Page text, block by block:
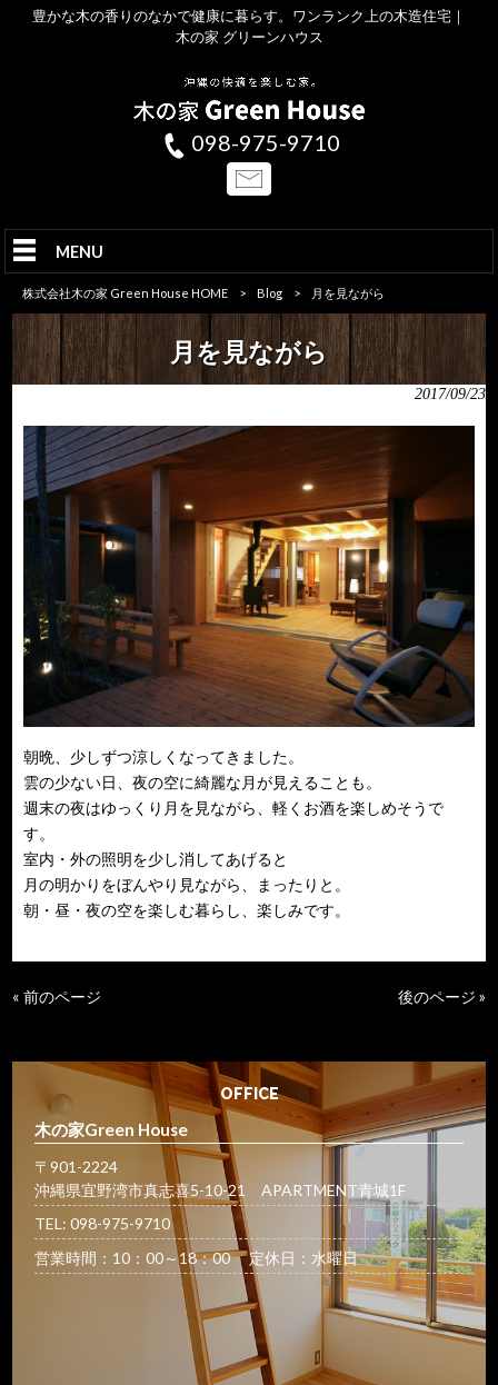
豊かな木の香りのなかで健康に暮らす。ワンランク上の木造住宅｜
木の家 グリーンハウス
098-975-9710
MENU
株式会社木の家 Green House HOME > Blog > 月を見ながら
月を見ながら
2017/09/23
朝晩、少しずつ涼しくなってきました。
雲の少ない日、夜の空に綺麗な月が見えることも。
週末の夜はゆっくり月を見ながら、軽くお酒を楽しめそうで
す。
室内・外の照明を少し消してあげると
月の明かりをぼんやり見ながら、まったりと。
朝・昼・夜の空を楽しむ暮らし、楽しみです。
« 前のページ 後のページ »
OFFICE
木の家Green House
〒901-2224
沖縄県宜野湾市真志喜5-10-21 APARTMENT青城1F
TEL: 098-975-9710
営業時間：10：00～18：00 定休日：水曜日